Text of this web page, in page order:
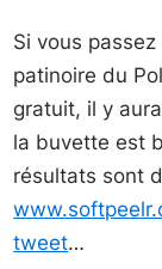
Si vous
patinoire du
gratuit, il y
la buvette est
résultats sont
tweet…